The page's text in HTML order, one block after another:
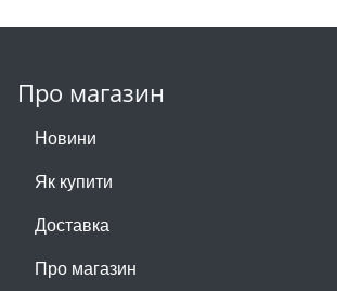
Про магазин
Новини
Як купити
Доставка
Про магазин